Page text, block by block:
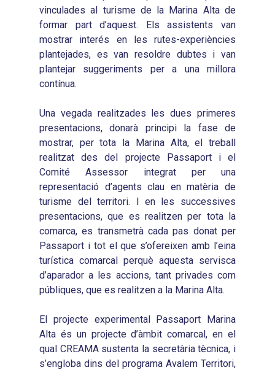
vinculades al turisme de la Marina Alta de
formar part d’aquest. Els assistents van
mostrar interés en les rutes-experiències
plantejades, es van resoldre dubtes i van
plantejar suggeriments per a una millora
contínua.
Una vegada realitzades les dues primeres
presentacions, donarà principi la fase de
mostrar, per tota la Marina Alta, el treball
realitzat des del projecte Passaport i el
Comité Assessor integrat per una
representació d’agents clau en matèria de
turisme del territori. I en les successives
presentacions, que es realitzen per tota la
comarca, es transmetrà cada pas donat per
Passaport i tot el que s’ofereixen amb l’eina
turística comarcal perquè aquesta servisca
d’aparador a les accions, tant privades com
públiques, que es realitzen a la Marina Alta.
El projecte experimental Passaport Marina
Alta és un projecte d’àmbit comarcal, en el
qual CREAMA sustenta la secretària tècnica, i
s’engloba dins del programa Avalem Territori,
Què és Avalem
Missions
Diagnòstics
Objectius
Processos d’Innovació
Territorial
Necessitats
Formació Pactes 2022
Altres Accions:
2017
2018
2019
2020
Publicacions
2016
2018
2019
2020
2021
2022
2023
Resums Projectes
Experimentals
2024
Informes
Infografies
Infografies 2022
Infografies 2023
LABORA
Documentació
Audiovisuals
Informació Estadística
Noticies
Actualitat
Butlletins de Notícies
Contacte